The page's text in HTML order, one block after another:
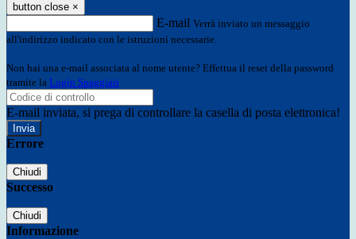
button close ×
E-mail Verrà inviato un messaggio
all'indirizzo indicato con le istruzioni necessarie.
Non hai una e-mail associata al nome utente? Effettua il reset della password
tramite la Login Spaggiari
E-mail inviata, si prega di controllare la casella di posta elettronica!
Errore
Chiudi
Successo
Chiudi
Informazione